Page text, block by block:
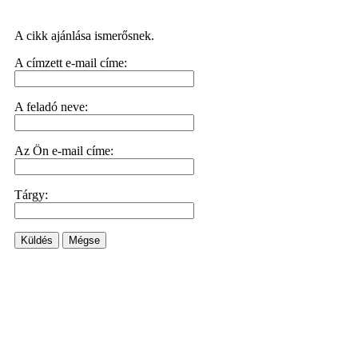
A cikk ajánlása ismerősnek.
A címzett e-mail címe:
A feladó neve:
Az Ön e-mail címe:
Tárgy:
Küldés Mégse